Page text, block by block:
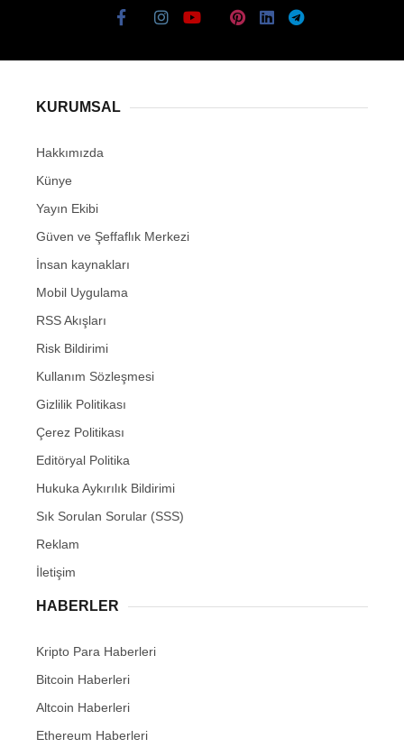
KURUMSAL
Hakkımızda
Künye
Yayın Ekibi
Güven ve Şeffaflık Merkezi
İnsan kaynakları
Mobil Uygulama
RSS Akışları
Risk Bildirimi
Kullanım Sözleşmesi
Gizlilik Politikası
Çerez Politikası
Editöryal Politika
Hukuka Aykırılık Bildirimi
Sık Sorulan Sorular (SSS)
Reklam
İletişim
HABERLER
Kripto Para Haberleri
Bitcoin Haberleri
Altcoin Haberleri
Ethereum Haberleri